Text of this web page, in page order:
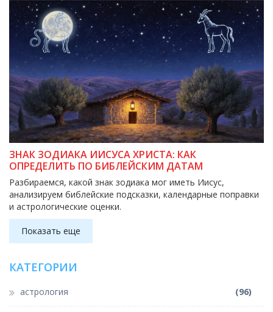
ЗНАК ЗОДИАКА ИИСУСА ХРИСТА: КАК
ОПРЕДЕЛИТЬ ПО БИБЛЕЙСКИМ ДАТАМ
Разбираемся, какой знак зодиака мог иметь Иисус,
анализируем библейские подсказки, календарные поправки
и астрологические оценки.
Показать еще
КАТЕГОРИИ
астрология (96)